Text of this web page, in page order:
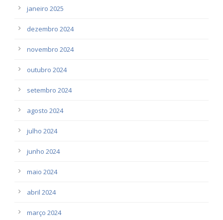
janeiro 2025
dezembro 2024
novembro 2024
outubro 2024
setembro 2024
agosto 2024
julho 2024
junho 2024
maio 2024
abril 2024
março 2024